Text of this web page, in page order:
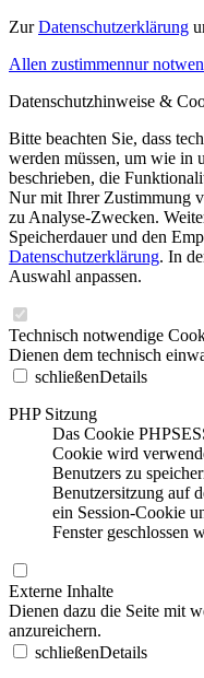
ZurDatenschutzerklärung
Allen zustimmennur
Datenschutzhinweise &
Bitte beachten Sie, dass
werden müssen, um wie in
beschrieben, die
Nur mit Ihrer Zustimmung
zu Analyse-Zwecken.
Speicherdauer und den
Datenschutzerklärung. In
Auswahl anpassen.
Technisch notwendige
Dienen dem technisch
schließenDetails
PHP Sitzung
Das Cookie
Cookie wird
Benutzers zu
Benutzersitzung auf
ein Session-Cookie
Fenster geschlossen
Externe Inhalte
Dienen dazu die Seite mit
anzureichern.
schließenDetails